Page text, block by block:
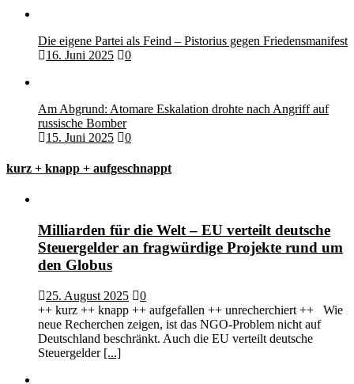
Die eigene Partei als Feind – Pistorius gegen Friedensmanifest
16. Juni 2025
0
Am Abgrund: Atomare Eskalation drohte nach Angriff auf
russische Bomber
15. Juni 2025
0
kurz + knapp + aufgeschnappt
Milliarden für die Welt – EU verteilt deutsche
Steuergelder an fragwürdige Projekte rund um
den Globus
25. August 2025
0
++ kurz ++ knapp ++ aufgefallen ++ unrecherchiert ++ Wie
neue Recherchen zeigen, ist das NGO-Problem nicht auf
Deutschland beschränkt. Auch die EU verteilt deutsche
Steuergelder [...]